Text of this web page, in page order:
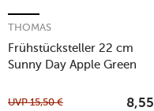
Frühstücksteller 22 cm
Sunny Day Apple Green
THOMAS
UVP15,50 € 8,55